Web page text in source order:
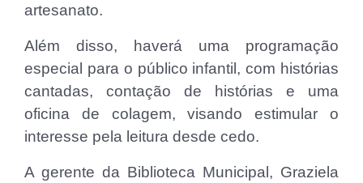
artesanato.
Além disso, haverá uma programação
especial para o público infantil, com histórias
cantadas, contação de histórias e uma
oficina de colagem, visando estimular o
interesse pela leitura desde cedo.
A gerente da Biblioteca Municipal, Graziela